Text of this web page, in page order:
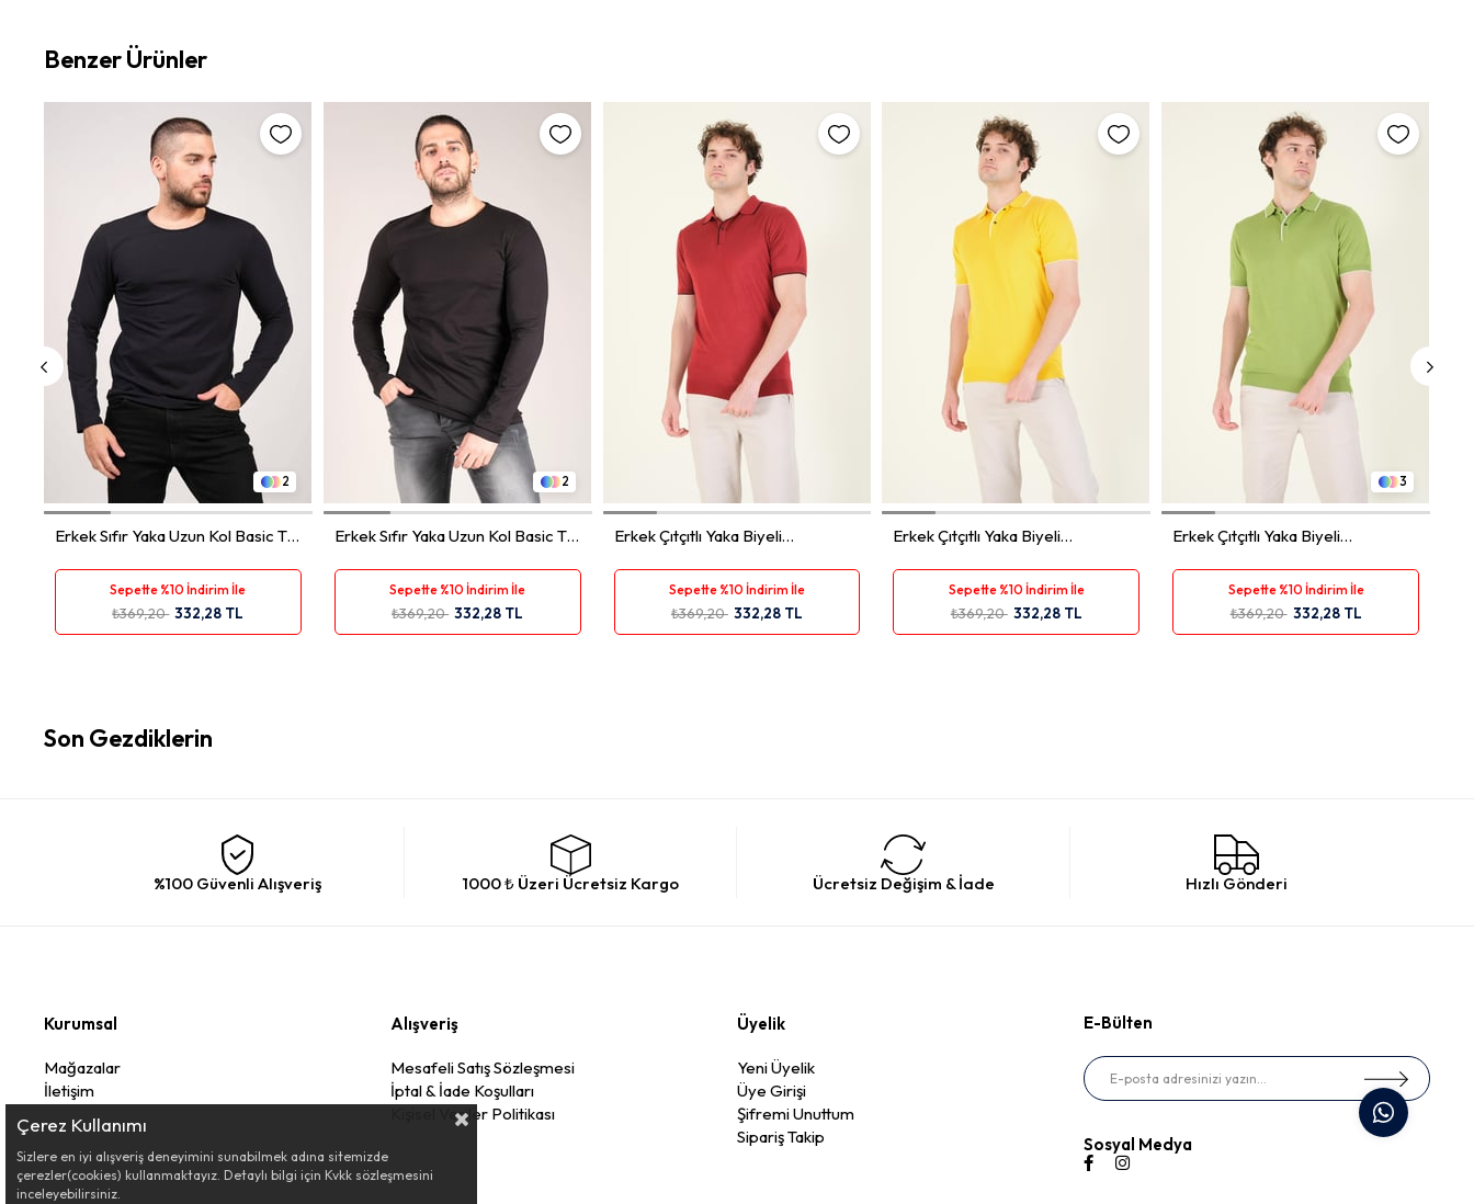
Benzer Ürünler
2
Erkek Sıfır Yaka Uzun Kol Basic T-
S
Sepette %10 İndirim İle
₺369,20 332,28 TL
2
Erkek Sıfır Yaka Uzun Kol Basic T-
M L XL
Sepette %10 İndirim İle
₺369,20 332,28 TL
Erkek Çıtçıtlı Yaka Biyeli
XL
Sepette %10 İndirim İle
₺369,20 332,28 TL
Erkek Çıtçıtlı Yaka Biyeli
XL
Sepette %10 İndirim İle
₺369,20 332,28 TL
3
Erkek Çıtçıtlı Yaka Biyeli
XL
Sepette %10 İndirim İle
₺369,20 332,28 TL
Son Gezdiklerin
%100 Güvenli Alışveriş 1000 ₺ Üzeri Ücretsiz Kargo Ücretsiz Değişim & İade Hızlı Gönderi
Kurumsal
Mağazalar
İletişim
Alışveriş
Mesafeli Satış Sözleşmesi
İptal & İade Koşulları
Kişisel Veriler Politikası
Üyelik
Yeni Üyelik
Üye Girişi
Şifremi Unuttum
Sipariş Takip
E-Bülten
Sosyal Medya
Çerez Kullanımı
Sizlere en iyi alışveriş deneyimini sunabilmek adına sitemizde
çerezler(cookies) kullanmaktayız. Detaylı bilgi için Kvkk sözleşmesini
inceleyebilirsiniz.